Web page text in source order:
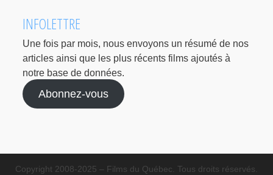
INFOLETTRE
Une fois par mois, nous envoyons un résumé de nos
articles ainsi que les plus récents films ajoutés à
notre base de données.
Abonnez-vous
Copyright 2008-2025 – Films du Québec. Tous droits réservés.